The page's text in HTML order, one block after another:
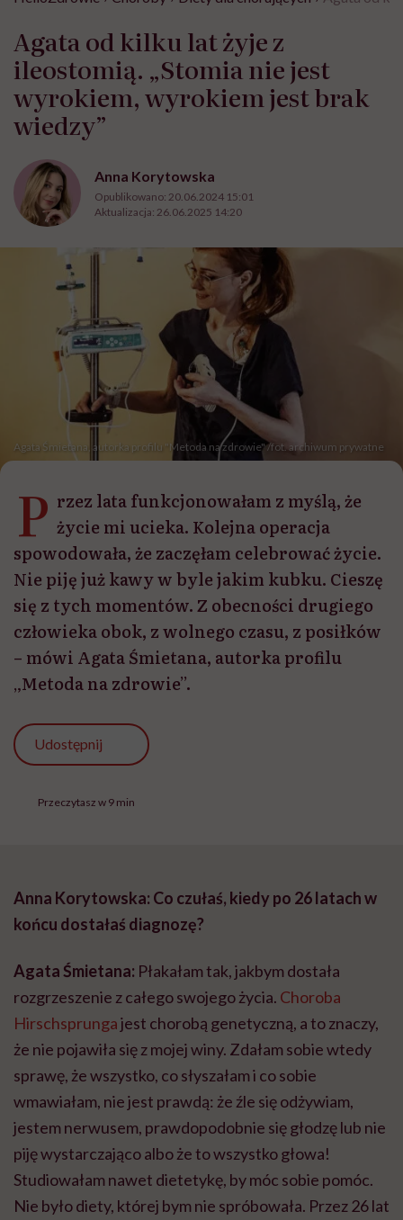
Agata od kilku lat żyje z
ileostomią. „Stomia nie jest
wyrokiem, wyrokiem jest brak
wiedzy”
Anna Korytowska
Opublikowano: 20.06.2024 15:01
Aktualizacja: 26.06.2025 14:20
Agata Śmietana, autorka profilu "Metoda na zdrowie" /fot. archiwum prywatne
P rzez lata funkcjonowałam z myślą, że
życie mi ucieka. Kolejna operacja
spowodowała, że zaczęłam celebrować życie.
Nie piję już kawy w byle jakim kubku. Cieszę
się z tych momentów. Z obecności drugiego
człowieka obok, z wolnego czasu, z posiłków
– mówi Agata Śmietana, autorka profilu
„Metoda na zdrowie”.
Udostępnij
Przeczytasz w 9 min
Anna Korytowska: Co czułaś, kiedy po 26 latach w
końcu dostałaś diagnozę?
Agata Śmietana: Płakałam tak, jakbym dostała
rozgrzeszenie z całego swojego życia. Choroba
Hirschsprungajest chorobą genetyczną, a to znaczy,
że nie pojawiła się z mojej winy. Zdałam sobie wtedy
sprawę, że wszystko, co słyszałam i co sobie
wmawiałam, nie jest prawdą: że źle się odżywiam,
jestem nerwusem, prawdopodobnie się głodzę lub nie
piję wystarczająco albo że to wszystko głowa!
Studiowałam nawet dietetykę, by móc sobie pomóc.
Nie było diety, której bym nie spróbowała. Przez 26 lat